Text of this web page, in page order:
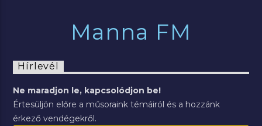
Manna FM
Hírlevél
Ne maradjon le, kapcsolódjon be!
Értesüljön előre a műsoraink témáiról és a hozzánk
érkező vendégekről.